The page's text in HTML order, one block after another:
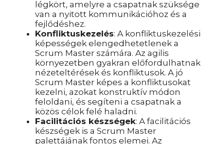
légkört, amelyre a csapatnak szüksége
van a nyitott kommunikációhoz és a
fejlődéshez.
Konfliktuskezelés: A konfliktuskezelési
képességek elengedhetetlenek a
Scrum Master számára. Az agilis
környezetben gyakran előfordulhatnak
nézeteltérések és konfliktusok. A jó
Scrum Master képes a konfliktusokat
kezelni, azokat konstruktív módon
feloldani, és segíteni a csapatnak a
közös célok felé haladni.
Facilitációs készségek: A facilitációs
készségek is a Scrum Master
palettájának fontos elemei. Az